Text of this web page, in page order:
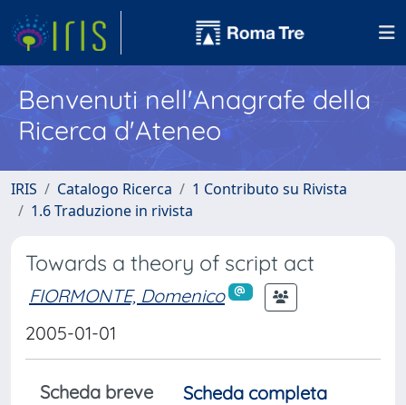
Benvenuti nell'Anagrafe della
Ricerca d'Ateneo
IRIS Catalogo Ricerca
1 Contributo su Rivista
1.6 Traduzione in rivista
Towards a theory of script act
FIORMONTE, Domenico
2005-01-01
Scheda breve
Scheda completa